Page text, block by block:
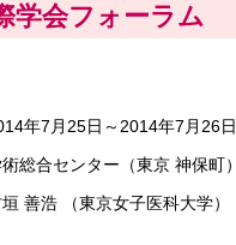
学会フォーラム
年7月25日～2014年7月26日
総合センター（東京 神保町）
善浩 （東京女子医科大学）